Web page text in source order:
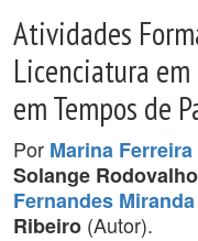
Atividades
Licenciatura em
em Tempos de
Por Marina
Solange
Fernandes
Ribeiro (Autor).